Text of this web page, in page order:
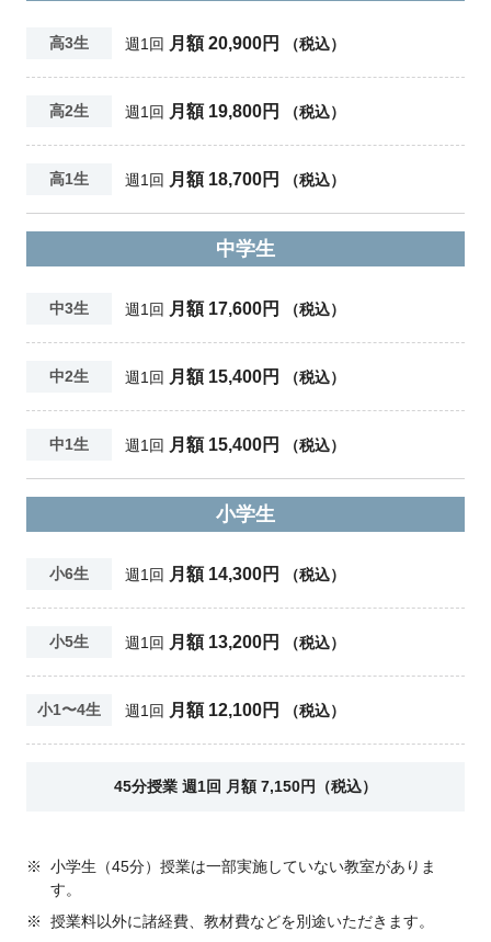
高3生 週1回 月額 20,900円 （税込）
高2生 週1回 月額 19,800円 （税込）
高1生 週1回 月額 18,700円 （税込）
中学生
中3生 週1回 月額 17,600円 （税込）
中2生 週1回 月額 15,400円 （税込）
中1生 週1回 月額 15,400円 （税込）
小学生
小6生 週1回 月額 14,300円 （税込）
小5生 週1回 月額 13,200円 （税込）
小1〜4生 週1回 月額 12,100円 （税込）
45分授業 週1回 月額 7,150円（税込）
※
小学生（45分）授業は一部実施していない教室がありま
す。
※
授業料以外に諸経費、教材費などを別途いただきます。